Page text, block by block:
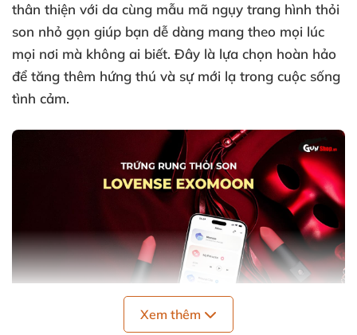
thân thiện với da cùng mẫu mã ngụy trang hình thỏi
son nhỏ gọn giúp bạn dễ dàng mang theo mọi lúc
mọi nơi mà không ai biết. Đây là lựa chọn hoàn hảo
để tăng thêm hứng thú và sự mới lạ trong cuộc sống
tình cảm.
Xem thêm